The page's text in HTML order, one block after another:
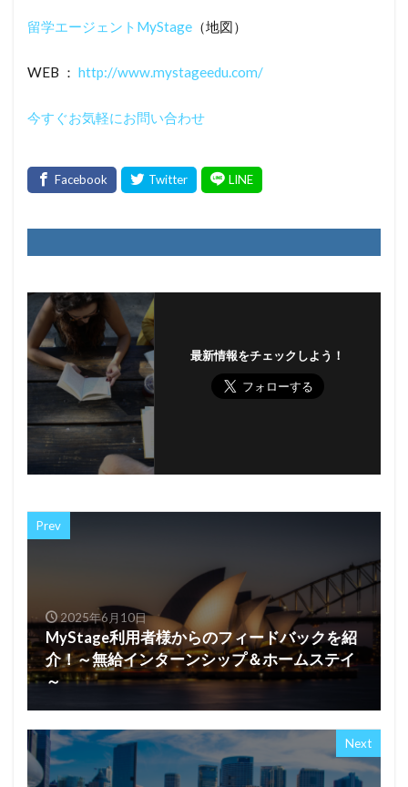
留学エージェントMyStage （地図）
WEB ： http://www.mystageedu.com/
今すぐお気軽にお問い合わせ
最新情報をチェックしよう！
Prev
2025年6月10日
MyStage利用者様からのフィードバックを紹
介！～無給インターンシップ＆ホームステイ
～
Next